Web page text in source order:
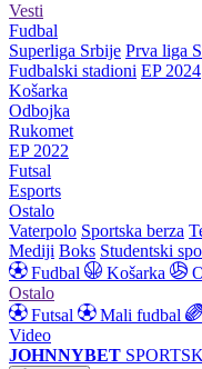
Vesti
Fudbal
Superliga Srbije Prva liga
Fudbalski stadioni EP 2024
Košarka
Odbojka
Rukomet
EP 2022
Futsal
Esports
Ostalo
Vaterpolo Sportska berza
Mediji Boks Studentski
Fudbal
Košarka
Ostalo
Futsal
Mali fudbal
Video
JOHNNYBET